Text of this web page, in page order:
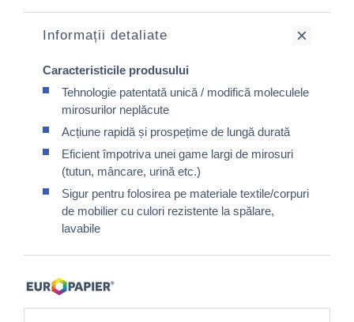
Informații detaliate
Caracteristicile produsului
Tehnologie patentată unică / modifică moleculele
mirosurilor neplăcute
Acțiune rapidă și prospețime de lungă durată
Eficient împotriva unei game largi de mirosuri
(tutun, mâncare, urină etc.)
Sigur pentru folosirea pe materiale textile/corpuri
de mobilier cu culori rezistente la spălare,
lavabile